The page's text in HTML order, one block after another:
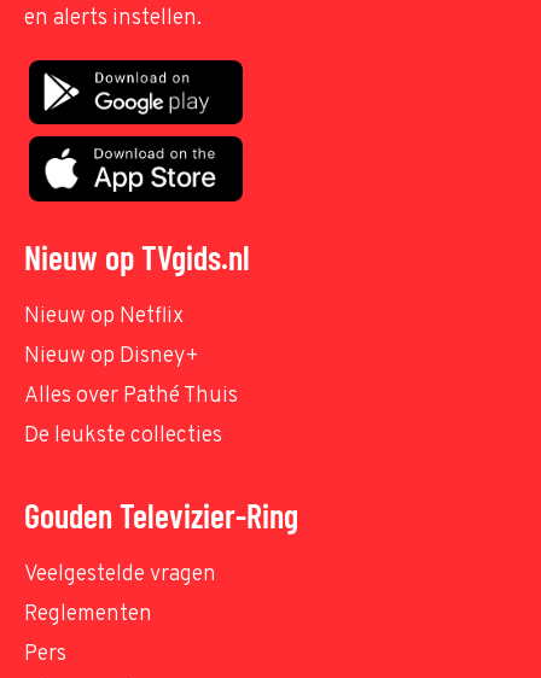
en alerts instellen.
Nieuw op TVgids.nl
Nieuw op Netflix
Nieuw op Disney+
Alles over Pathé Thuis
De leukste collecties
Gouden Televizier-Ring
Veelgestelde vragen
Reglementen
Pers